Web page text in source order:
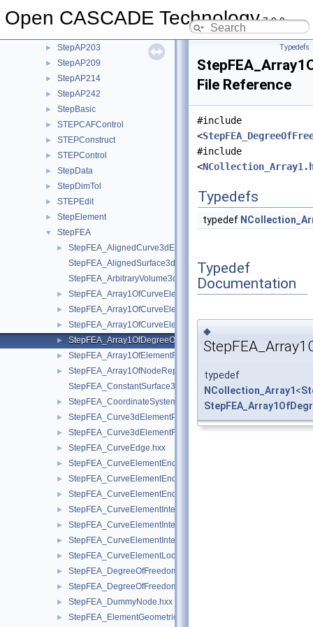
Open CASCADE Technology7.9.0
► StdSelect
► StepAP203
► StepAP209
► StepAP214
► StepAP242
► StepBasic
► STEPCAFControl
► STEPConstruct
► STEPControl
► StepData
► StepDimTol
► STEPEdit
► StepElement
▼ StepFEA
►
StepFEA_AlignedCurve3dElementCoordinateSystem.hxx
StepFEA_AlignedSurface3dElementCoordinateSystem.hxx
StepFEA_ArbitraryVolume3dElementCoordinateSystem.hxx
► StepFEA_Array1OfCurveElementEndOffset.hxx
► StepFEA_Array1OfCurveElementEndRelease.hxx
► StepFEA_Array1OfCurveElementInterval.hxx
► StepFEA_Array1OfDegreeOfFreedom.hxx
► StepFEA_Array1OfElementRepresentation.hxx
►
StepFEA_Array1OfNodeRepresentation.hxx
StepFEA_ConstantSurface3dElementCoordinateSystem.hxx
► StepFEA_CoordinateSystemType.hxx
► StepFEA_Curve3dElementProperty.hxx
► StepFEA_Curve3dElementRepresentation.hxx
► StepFEA_CurveEdge.hxx
► StepFEA_CurveElementEndCoordinateSystem.hxx
► StepFEA_CurveElementEndOffset.hxx
► StepFEA_CurveElementEndRelease.hxx
► StepFEA_CurveElementInterval.hxx
► StepFEA_CurveElementIntervalConstant.hxx
► StepFEA_CurveElementIntervalLinearlyVarying.hxx
► StepFEA_CurveElementLocation.hxx
► StepFEA_DegreeOfFreedom.hxx
► StepFEA_DegreeOfFreedomMember.hxx
► StepFEA_DummyNode.hxx
► StepFEA_ElementGeometricRelationship.hxx
Typedefs
File Reference
#include
<
#include
<
Typedefs
typedef
Typedef
Documentation
◆
typedef
NCollection_Array1<